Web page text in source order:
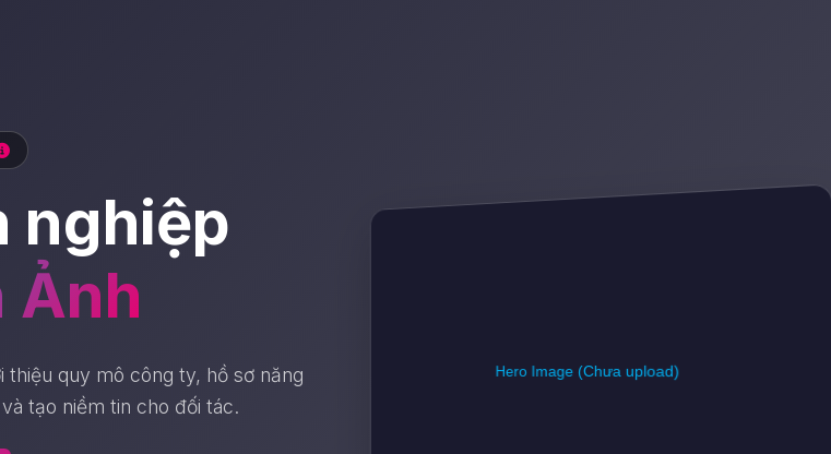
nghiệp
Ảnh
thiệu quy mô công ty, hồ sơ năng
tạo niềm tin cho đối tác.